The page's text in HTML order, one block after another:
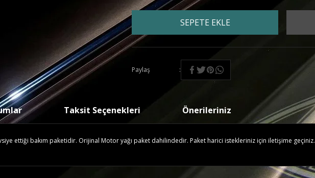
SEPETE EKLE
Paylaş
Taksit Seçenekleri Önerileriniz
ettiği bakım paketidir. Orijinal Motor yağı paket dahilindedir. Paket harici istekleriniz için iletişime geçiniz.